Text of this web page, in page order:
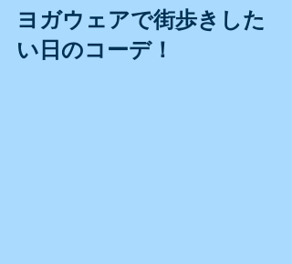
ヨガウェアで街歩きした
い日のコーデ！